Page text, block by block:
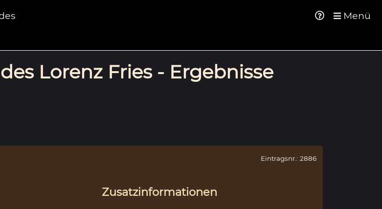
Menü
Lorenz Fries - Ergebnisse
Eintragsnr.: 2886
Zusatzinformationen